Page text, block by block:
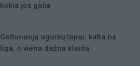
kokia jos galia
Geltonuoja agurkų lapai: kalta ne
liga, o viena dažna klaida